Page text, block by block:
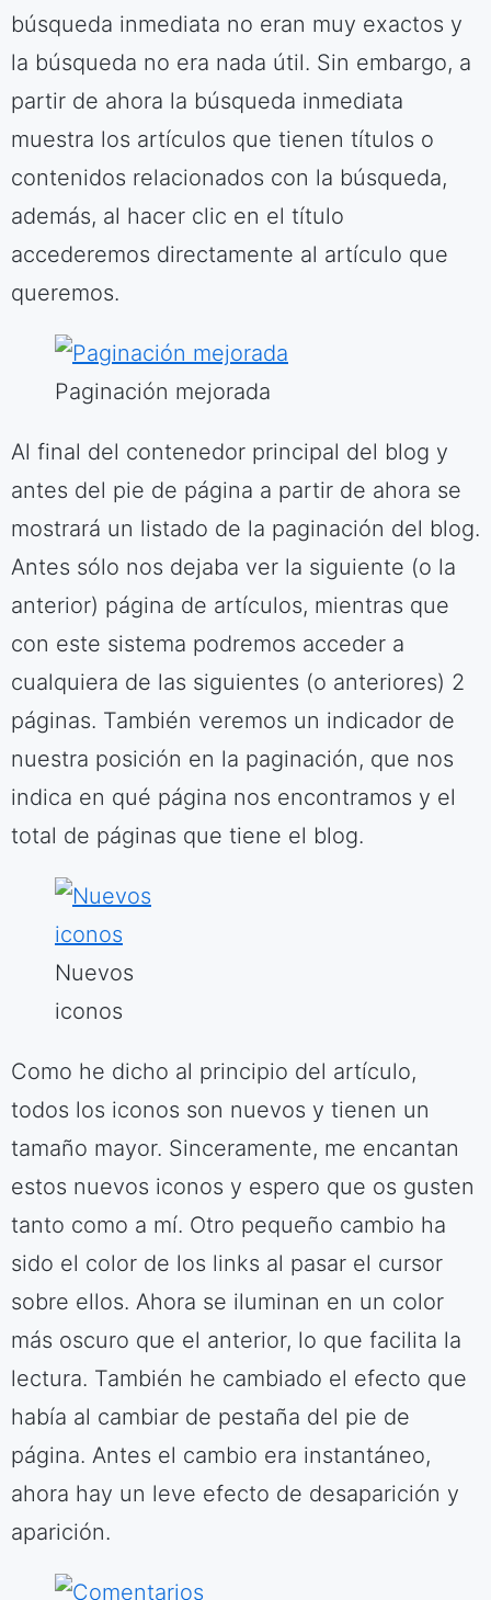
búsqueda inmediata no eran muy exactos y
la búsqueda no era nada útil. Sin embargo, a
partir de ahora la búsqueda inmediata
muestra los artículos que tienen títulos o
contenidos relacionados con la búsqueda,
además, al hacer clic en el título
accederemos directamente al artículo que
queremos.
Paginación mejorada
Al final del contenedor principal del blog y
antes del pie de página a partir de ahora se
mostrará un listado de la paginación del blog.
Antes sólo nos dejaba ver la siguiente (o la
anterior) página de artículos, mientras que
con este sistema podremos acceder a
cualquiera de las siguientes (o anteriores) 2
páginas. También veremos un indicador de
nuestra posición en la paginación, que nos
indica en qué página nos encontramos y el
total de páginas que tiene el blog.
Nuevos
iconos
Como he dicho al principio del artículo,
todos los iconos son nuevos y tienen un
tamaño mayor. Sinceramente, me encantan
estos nuevos iconos y espero que os gusten
tanto como a mí. Otro pequeño cambio ha
sido el color de los links al pasar el cursor
sobre ellos. Ahora se iluminan en un color
más oscuro que el anterior, lo que facilita la
lectura. También he cambiado el efecto que
había al cambiar de pestaña del pie de
página. Antes el cambio era instantáneo,
ahora hay un leve efecto de desaparición y
aparición.